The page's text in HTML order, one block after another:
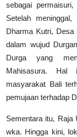
sebagai
Setelah
Dharma Kutri,
dalam wujud
Durga yang
Mahisasura. Hal
masyarakat Bali
pemujaan terhadap
Sementara itu, Raja
wka. Hingga kini,